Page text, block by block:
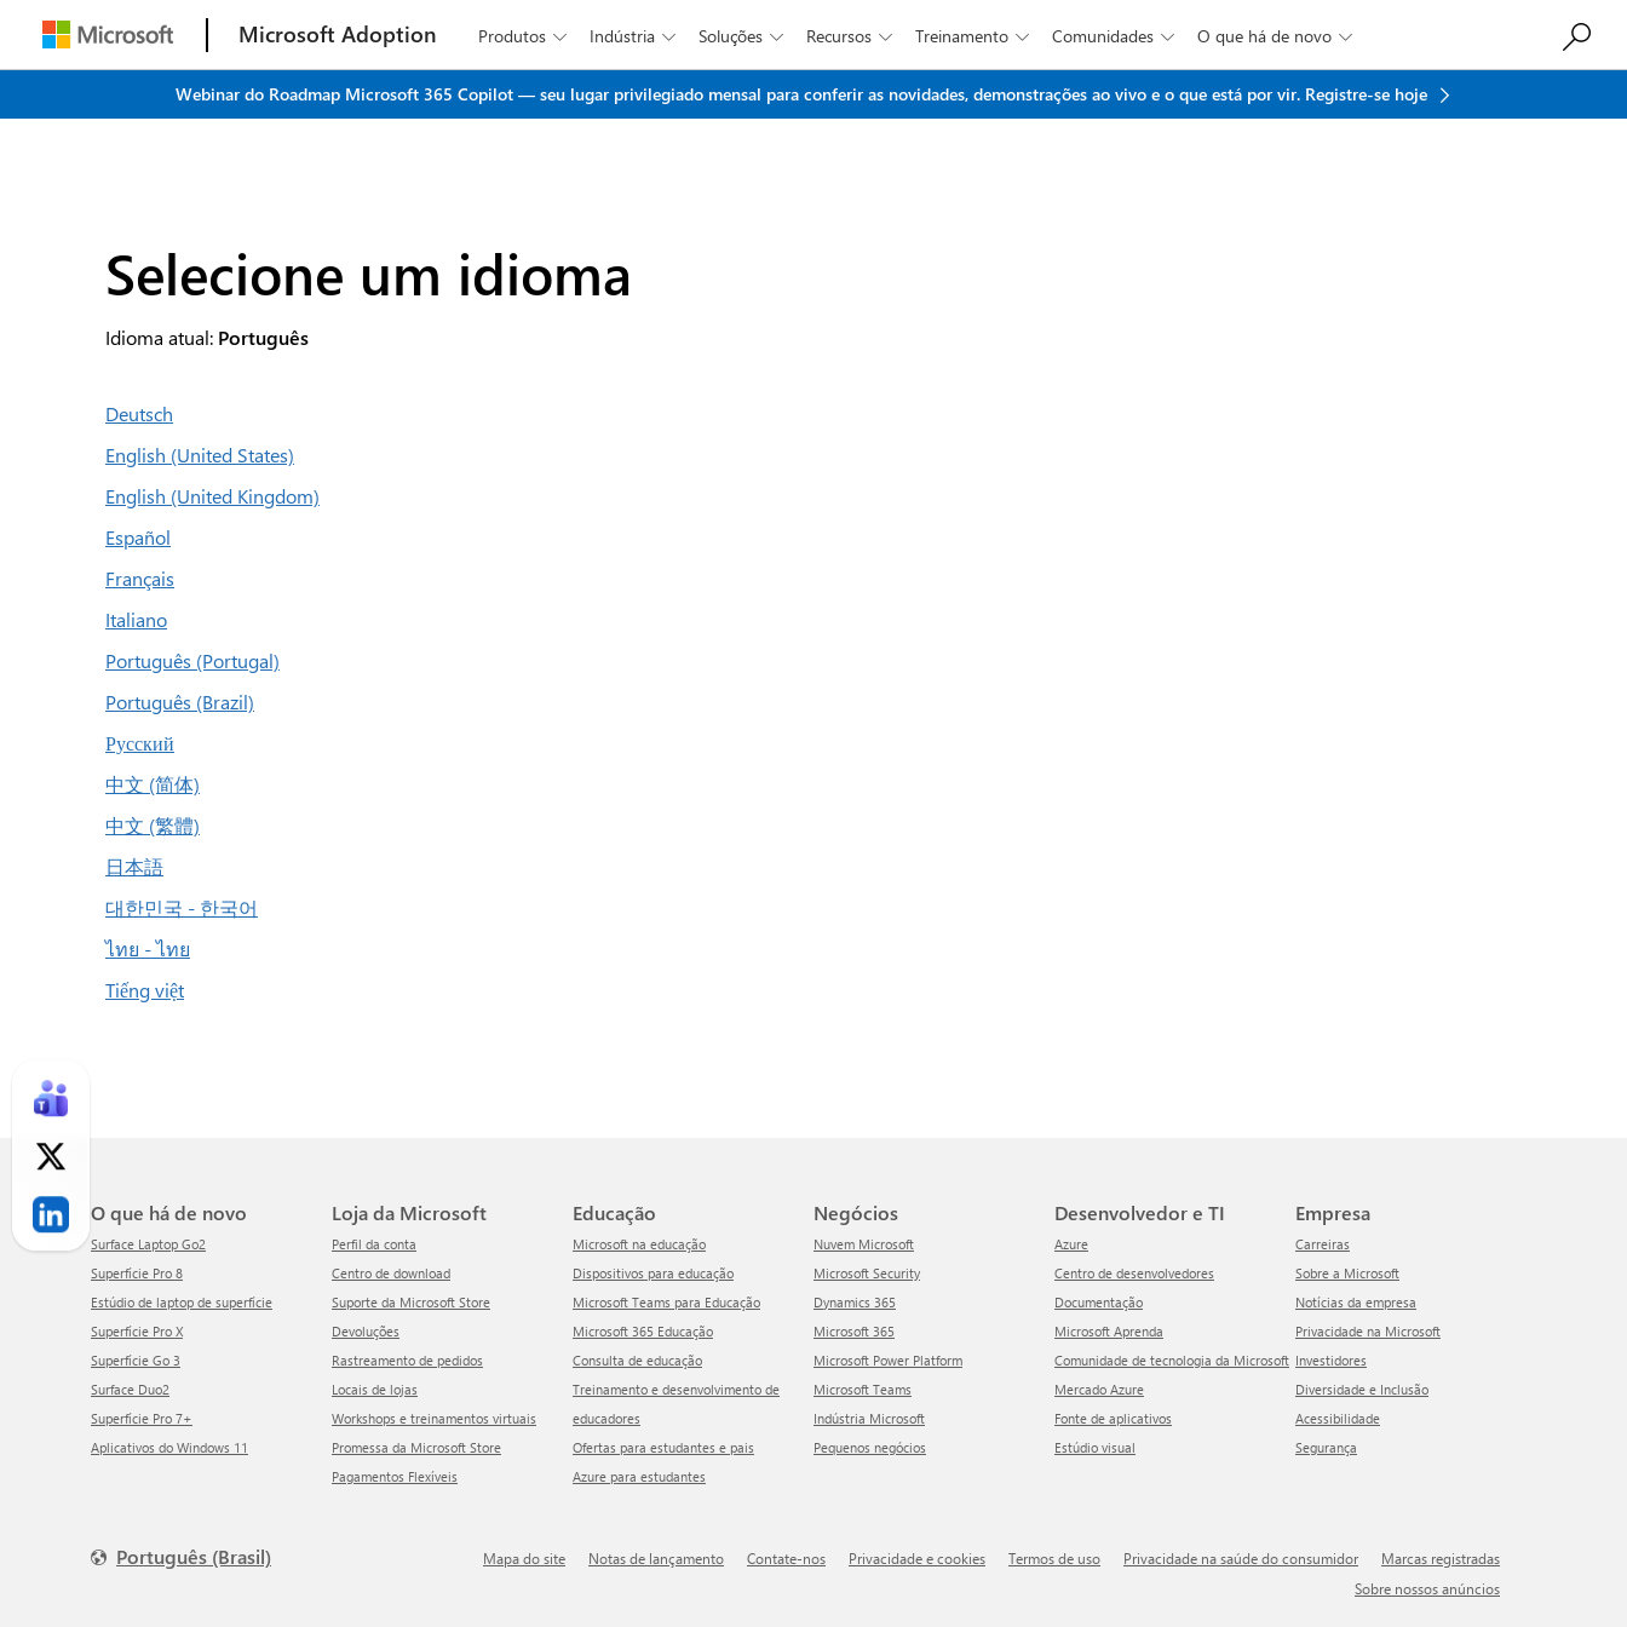
Ir para o conteúdo principal
Microsoft Adoption Produtos  Indústria  Soluções  Recursos  Treinamento  Comunidades  O que há de novo 
Webinar do Roadmap Microsoft 365 Copilot — seu lugar privilegiado mensal para conferir as novidades, demonstrações ao vivo e o que está por vir. Registre-se hoje
Selecione um idioma
Idioma atual: Português
Deutsch
English (United States)
English (United Kingdom)
Español
Français
Italiano
Português (Portugal)
Português (Brazil)
Русский
中文 (简体)
中文 (繁體)
日本語
대한민국 - 한국어
ไทย - ไทย
Tiếng việt
O que há de novo
Surface Laptop Go2
Superfície Pro 8
Estúdio de laptop de superfície
Superfície Pro X
Superfície Go 3
Surface Duo2
Superfície Pro 7+
Aplicativos do Windows 11
Loja da Microsoft
Perfil da conta
Centro de download
Suporte da Microsoft Store
Devoluções
Rastreamento de pedidos
Locais de lojas
Workshops e treinamentos virtuais
Promessa da Microsoft Store
Pagamentos Flexíveis
Educação
Microsoft na educação
Dispositivos para educação
Microsoft Teams para Educação
Microsoft 365 Educação
Consulta de educação
Treinamento e desenvolvimento de
educadores
Ofertas para estudantes e pais
Azure para estudantes
Negócios
Nuvem Microsoft
Microsoft Security
Dynamics 365
Microsoft 365
Microsoft Power Platform
Microsoft Teams
Indústria Microsoft
Pequenos negócios
Desenvolvedor e TI
Azure
Centro de desenvolvedores
Documentação
Microsoft Aprenda
Comunidade de tecnologia da Microsoft
Mercado Azure
Fonte de aplicativos
Estúdio visual
Empresa
Carreiras
Sobre a Microsoft
Notícias da empresa
Privacidade na Microsoft
Investidores
Diversidade e Inclusão
Acessibilidade
Segurança
Português (Brasil) Mapa do site Notas de lançamento Contate-nos Privacidade e cookies Termos de uso Privacidade na saúde do consumidor
Marcas registradas
Sobre nossos anúncios